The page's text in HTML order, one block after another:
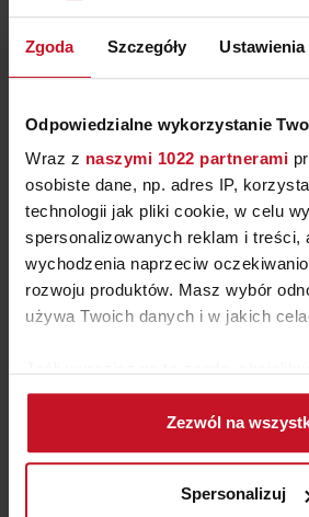
Zgoda Szczegóły Ustawienia
Odpowiedzialne wykorzystanie
Wraz z naszymi 1022 partnerami
osobiste dane, np. adres IP,
technologii jak pliki cookie, w celu
spersonalizowanych reklam i treści,
wychodzenia naprzeciw
rozwoju produktów. Masz wybór
używa Twoich danych i w jakich
Gromadzić dane dotyczące
geograficznej z dokładnością
Identyfikować Twoje
(fingerprinting, czyli wirtualny
Zezwól na
Spersonalizuj
869 ZŁ347,60
KRZESŁO LILI –
EKSPOZYCJI
1 804 ZŁ/SZT.